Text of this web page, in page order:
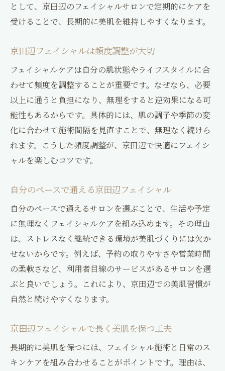
として、京田辺のフェイシャルサロンで定期的にケアを
受けることで、長期的に美肌を維持しやすくなります。
京田辺フェイシャルは頻度調整が大切
フェイシャルケアは自分の肌状態やライフスタイルに合
わせて頻度を調整することが重要です。なぜなら、必要
以上に通うと負担になり、無理をすると逆効果になる可
能性もあるからです。具体的には、肌の調子や季節の変
化に合わせて施術間隔を見直すことで、無理なく続けら
れます。こうした頻度調整が、京田辺で快適にフェイシ
ャルを楽しむコツです。
自分のペースで通える京田辺フェイシャル
自分のペースで通えるサロンを選ぶことで、生活や予定
に無理なくフェイシャルケアを組み込めます。その理由
は、ストレスなく継続できる環境が美肌づくりには欠か
せないからです。例えば、予約の取りやすさや営業時間
の柔軟さなど、利用者目線のサービスがあるサロンを選
ぶと良いでしょう。これにより、京田辺での美肌習慣が
自然と続けやすくなります。
京田辺フェイシャルで長く美肌を保つ工夫
長期的に美肌を保つには、フェイシャル施術と日常のス
キンケアを組み合わせることがポイントです。理由は、